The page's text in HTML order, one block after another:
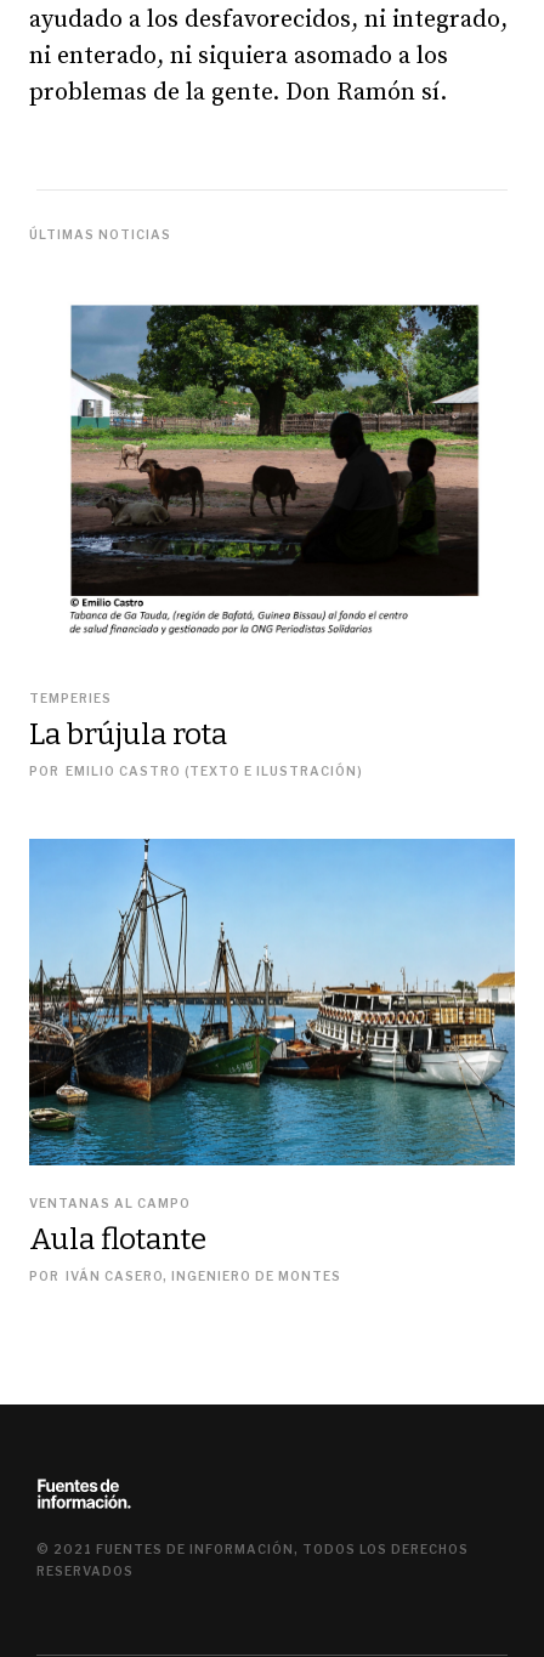
ayudado a los desfavorecidos, ni integrado,
ni enterado, ni siquiera asomado a los
problemas de la gente. Don Ramón sí.
ÚLTIMAS NOTICIAS
TEMPERIES
La brújula rota
POR EMILIO CASTRO (TEXTO E ILUSTRACIÓN)
VENTANAS AL CAMPO
Aula flotante
POR IVÁN CASERO, INGENIERO DE MONTES
© 2021 FUENTES DE INFORMACIÓN, TODOS LOS DERECHOS
RESERVADOS